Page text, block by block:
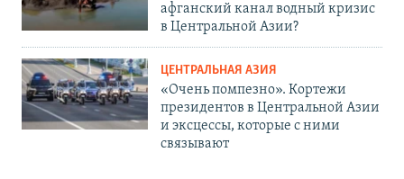
афганский канал водный кризис
в Центральной Азии?
ЦЕНТРАЛЬНАЯ АЗИЯ
«Очень помпезно». Кортежи
президентов в Центральной Азии
и эксцессы, которые с ними
связывают